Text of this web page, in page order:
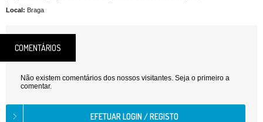
Local: Braga
COMENTÁRIOS
Não existem comentários dos nossos visitantes. Seja o primeiro a
comentar.